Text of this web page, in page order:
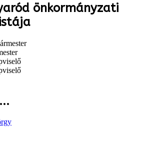
önkormányzati